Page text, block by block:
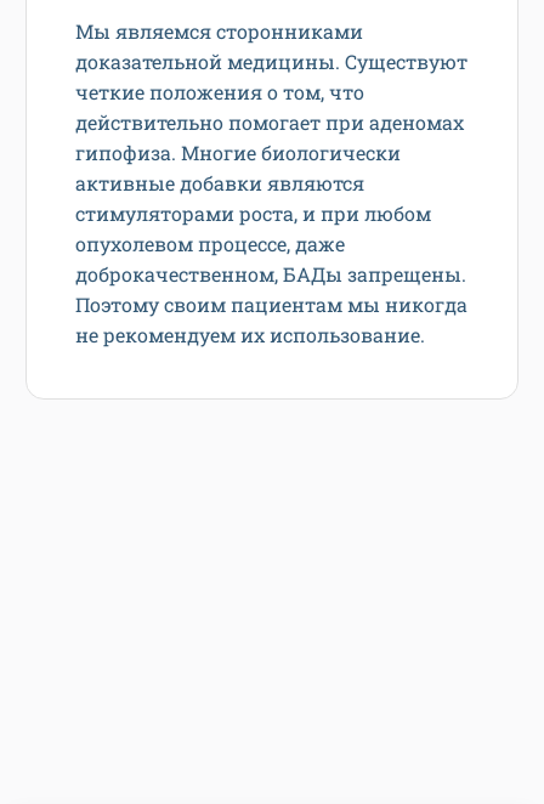
Мы являемся сторонниками
доказательной медицины. Существуют
четкие положения о том, что
действительно помогает при аденомах
гипофиза. Многие биологически
активные добавки являются
стимуляторами роста, и при любом
опухолевом процессе, даже
доброкачественном, БАДы запрещены.
Поэтому своим пациентам мы никогда
не рекомендуем их использование.